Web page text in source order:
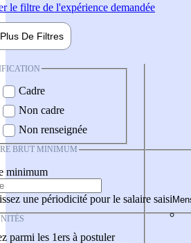
le filtre de l'expérience demandée
Plus De Filtres
Cadre
Non cadre
Non renseignée
BRUT MINIMUM
minimum
une périodicité pour le salaire saisi
parmi les 1ers à postuler